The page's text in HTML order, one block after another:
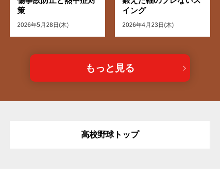
策
2026年5月28日(木)
イング
2026年4月23日(木)
もっと見る
高校野球トップ